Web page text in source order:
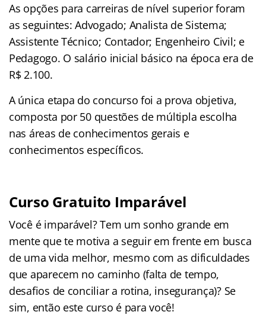
As opções para carreiras de nível superior foram
as seguintes: Advogado; Analista de Sistema;
Assistente Técnico; Contador; Engenheiro Civil; e
Pedagogo. O salário inicial básico na época era de
R$ 2.100.
A única etapa do concurso foi a prova objetiva,
composta por 50 questões de múltipla escolha
nas áreas de conhecimentos gerais e
conhecimentos específicos.
Curso Gratuito Imparável
Você é imparável? Tem um sonho grande em
mente que te motiva a seguir em frente em busca
de uma vida melhor, mesmo com as dificuldades
que aparecem no caminho (falta de tempo,
desafios de conciliar a rotina, insegurança)? Se
sim, então este curso é para você!